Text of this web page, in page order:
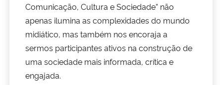
Banco Central do Brasil
Comunicação, Cultura e Sociedade” não
apenas ilumina as complexidades do mundo
midiático, mas também nos encoraja a
sermos participantes ativos na construção de
uma sociedade mais informada, crítica e
engajada.